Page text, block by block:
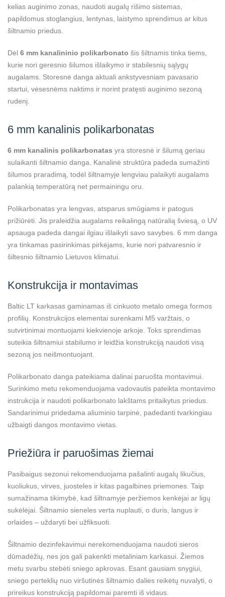
kelias auginimo zonas, naudoti augalų rišimo sistemas,
papildomus stoglangius, lentynas, laistymo sprendimus ar kitus
šiltnamio priedus.
Dėl 6 mm kanalininio polikarbonato šis šiltnamis tinka tiems,
kurie nori geresnio šilumos išlaikymo ir stabilesnių sąlygų
augalams. Storesnė danga aktuali ankstyvesniam pavasario
startui, vėsesnėms naktims ir norint pratęsti auginimo sezoną
rudenį.
6 mm kanalinis polikarbonatas
6 mm kanalinis polikarbonatas yra storesnė ir šilumą geriau
sulaikanti šiltnamio danga. Kanalinė struktūra padeda sumažinti
šilumos praradimą, todėl šiltnamyje lengviau palaikyti augalams
palankią temperatūrą net permainingu oru.
Polikarbonatas yra lengvas, atsparus smūgiams ir patogus
prižiūrėti. Jis praleidžia augalams reikalingą natūralią šviesą, o UV
apsauga padeda dangai ilgiau išlaikyti savo savybes. 6 mm danga
yra tinkamas pasirinkimas pirkėjams, kurie nori patvaresnio ir
šiltesnio šiltnamio Lietuvos klimatui.
Konstrukcija ir montavimas
Baltic LT karkasas gaminamas iš cinkuoto metalo omega formos
profilių. Konstrukcijos elementai surenkami M5 varžtais, o
sutvirtinimai montuojami kiekvienoje arkoje. Toks sprendimas
suteikia šiltnamiui stabilumo ir leidžia konstrukciją naudoti visą
sezoną jos neišmontuojant.
Polikarbonato danga pateikiama dalinai paruošta montavimui.
Surinkimo metu rekomenduojama vadovautis pateikta montavimo
instrukcija ir naudoti polikarbonato lakštams pritaikytus priedus.
Sandarinimui pridedama aliuminio tarpinė, padedanti tvarkingiau
užbaigti dangos montavimo vietas.
Priežiūra ir paruošimas žiemai
Pasibaigus sezonui rekomenduojama pašalinti augalų likučius,
kuoliukus, virves, juosteles ir kitas pagalbines priemones. Taip
sumažinama tikimybė, kad šiltnamyje peržiemos kenkėjai ar ligų
sukėlėjai. Šiltnamio sieneles verta nuplauti, o duris, langus ir
orlaides – uždaryti bei užfiksuoti.
Šiltnamio dezinfekavimui nerekomenduojama naudoti sieros
dūmadėžių, nes jos gali pakenkti metaliniam karkasui. Žiemos
metu svarbu stebėti sniego apkrovas. Esant gausiam snygiui,
sniego perteklių nuo viršutinės šiltnamio dalies reikėtų nuvalyti, o
prireikus konstrukciją papildomai paremti iš vidaus.